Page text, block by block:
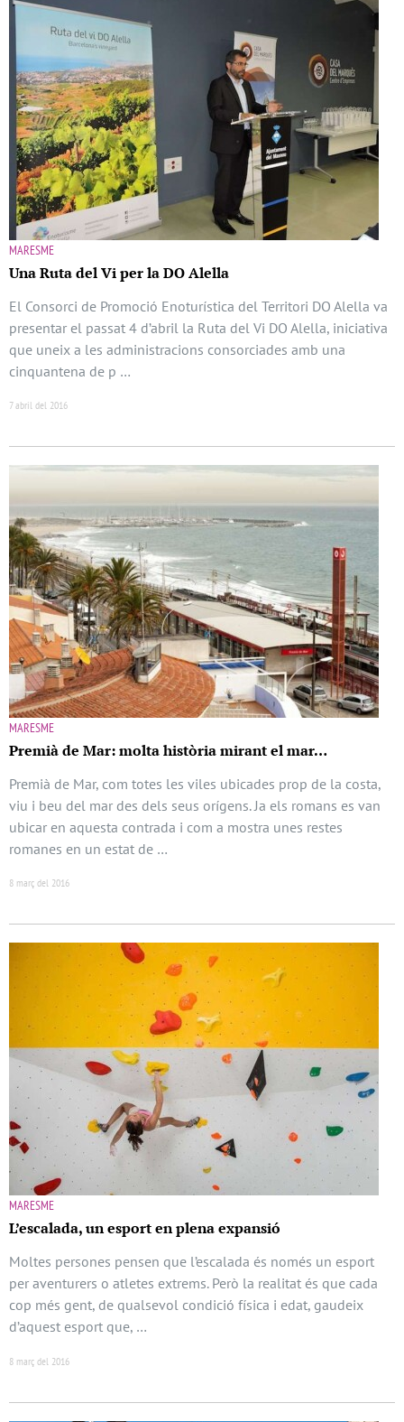
MARESME
Una Ruta del Vi per la DO Alella
El Consorci de Promoció Enoturística del Territori DO Alella va
presentar el passat 4 d’abril la Ruta del Vi DO Alella, iniciativa
que uneix a les administracions consorciades amb una
cinquantena de p …
7 abril del 2016
MARESME
Premià de Mar: molta història mirant el mar…
Premià de Mar, com totes les viles ubicades prop de la costa,
viu i beu del mar des dels seus orígens. Ja els romans es van
ubicar en aquesta contrada i com a mostra unes restes
romanes en un estat de …
8 març del 2016
MARESME
L’escalada, un esport en plena expansió
Moltes persones pensen que l’escalada és només un esport
per aventurers o atletes extrems. Però la realitat és que cada
cop més gent, de qualsevol condició física i edat, gaudeix
d’aquest esport que, …
8 març del 2016